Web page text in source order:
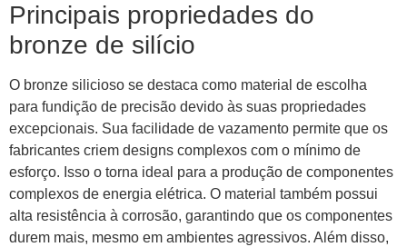
Principais propriedades do
bronze de silício
O bronze silicioso se destaca como material de escolha
para fundição de precisão devido às suas propriedades
excepcionais. Sua facilidade de vazamento permite que os
fabricantes criem designs complexos com o mínimo de
esforço. Isso o torna ideal para a produção de componentes
complexos de energia elétrica. O material também possui
alta resistência à corrosão, garantindo que os componentes
durem mais, mesmo em ambientes agressivos. Além disso,